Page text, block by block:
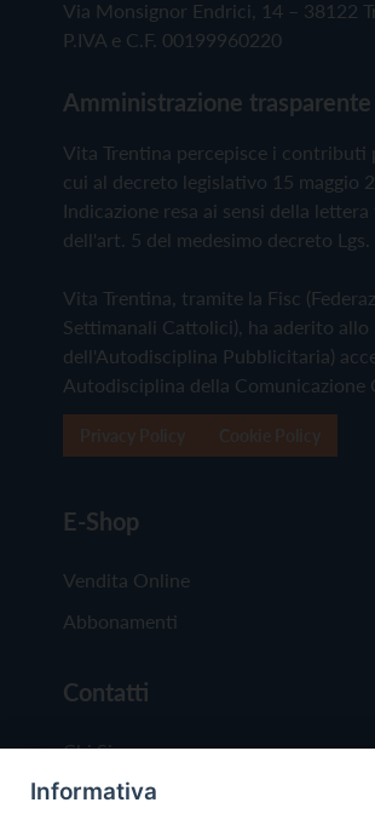
Via Monsignor Endrici, 14 – 38122
P.IVA e C.F. 00199960220
Amministrazione trasparente
Vita Trentina percepisce i
cui al decreto legislativo 15 maggio
Indicazione resa ai sensi della
dell'art. 5 del medesimo decreto Lgs.
Vita Trentina, tramite la Fisc
Settimanali Cattolici), ha aderito
dell'Autodisciplina Pubblicitaria)
Autodisciplina della Comunicazione
E-Shop
Vendita Online
Abbonamenti
Contatti
Chi Siamo
Redazione
Informativa